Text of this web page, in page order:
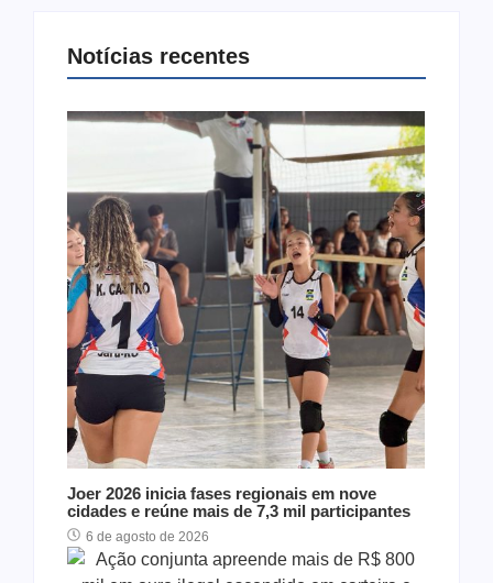
Notícias recentes
Joer 2026 inicia fases regionais em nove
cidades e reúne mais de 7,3 mil participantes
6 de agosto de 2026